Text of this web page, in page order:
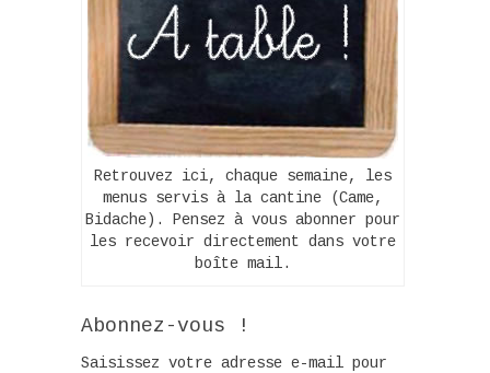
Retrouvez ici, chaque semaine, les
menus servis à la cantine (Came,
Bidache). Pensez à vous abonner pour
les recevoir directement dans votre
boîte mail.
Abonnez-vous !
Saisissez votre adresse e-mail pour